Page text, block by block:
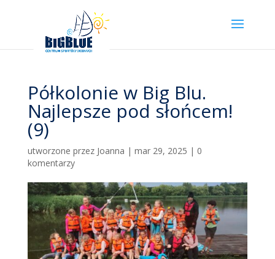
Półkolonie w Big Blu.
Najlepsze pod słońcem!
(9)
utworzone przez Joanna | mar 29, 2025 | 0
komentarzy